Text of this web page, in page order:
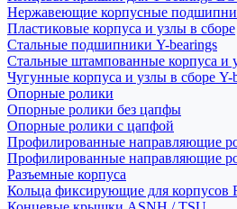
Нержавеющие корпусные
Пластиковые корпуса и узлы в сборе
Стальные подшипники Y-bearings
Стальные штампованные корпуса и
Чугунные корпуса и узлы в сборе Y-
Опорные ролики
Опорные ролики без цапфы
Опорные ролики с цапфой
Профилированные направляющие
Профилированные направляющие
Разъемные корпуса
Кольца фиксирующие для корпусов